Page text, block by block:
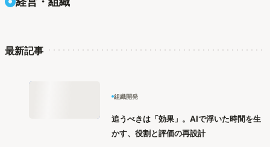
最新記事
組織開発
追うべきは「効果」。AIで浮いた時間を生
かす、役割と評価の再設計